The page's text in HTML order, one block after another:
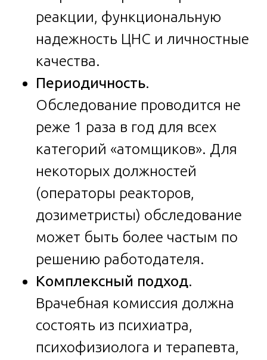
реакции, функциональную
надежность ЦНС и личностные
качества.
Периодичность.
Обследование проводится не
реже 1 раза в год для всех
категорий «атомщиков». Для
некоторых должностей
(операторы реакторов,
дозиметристы) обследование
может быть более частым по
решению работодателя.
Комплексный подход.
Врачебная комиссия должна
состоять из психиатра,
психофизиолога и терапевта,